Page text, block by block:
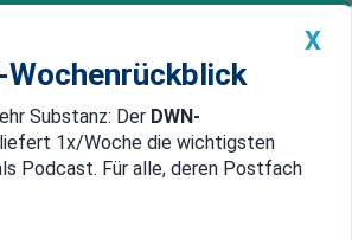
DWN: Geldanlage Premium
DWN-Magazin China
X
Wochenrückblick
Substanz: Der DWN-
liefert 1x/Woche die wichtigsten
Podcast. Für alle, deren Postfach